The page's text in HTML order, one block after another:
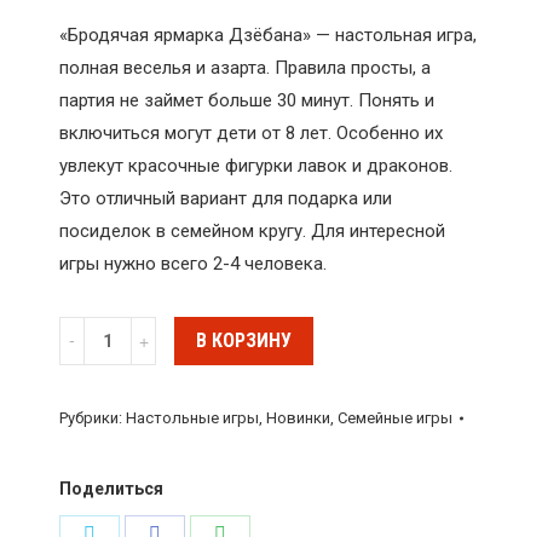
«Бродячая ярмарка Дзёбана» — настольная игра,
полная веселья и азарта. Правила просты, а
партия не займет больше 30 минут. Понять и
включиться могут дети от 8 лет. Особенно их
увлекут красочные фигурки лавок и драконов.
Это отличный вариант для подарка или
посиделок в семейном кругу. Для интересной
игры нужно всего 2-4 человека.
Количество
Настольная
"Бродячая
Дзёбана",
Cosmodrome
В КОРЗИНУ
Рубрики:Настольные игры,Новинки,Семейные игры
Поделиться